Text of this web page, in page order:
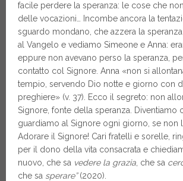
facile perdere la speranza: le cose che
delle vocazioni… Incombe ancora la
sguardo mondano, che azzera la
al Vangelo e vediamo Simeone e Anna:
eppure non avevano perso la speranza,
contatto col Signore. Anna «non si
tempio, servendo Dio notte e giorno con
preghiere» (v. 37). Ecco il segreto: non
Signore, fonte della speranza. Diventiamo
guardiamo al Signore ogni giorno, se non
Adorare il Signore! Cari fratelli e sorelle,
per il dono della vita consacrata e
nuovo, che sa vedere la grazia , che sa
che sa sperare”(2020).